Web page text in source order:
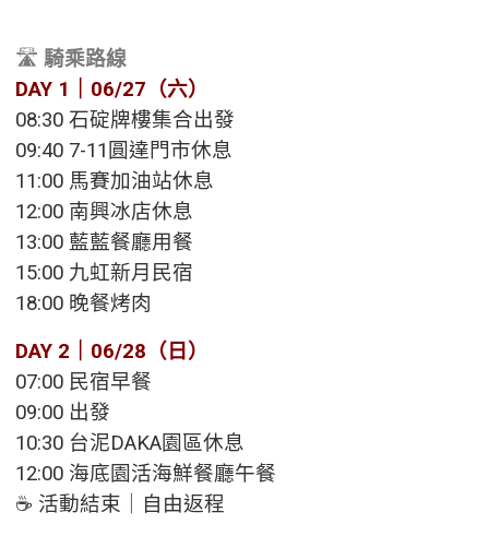
🛣️ 騎乘路線
DAY 1｜06/27（六）
08:30 石碇牌樓集合出發
09:40 7-11圓達門市休息
11:00 馬賽加油站休息
12:00 南興冰店休息
13:00 藍藍餐廳用餐
15:00 九虹新月民宿
18:00 晚餐烤肉
DAY 2｜06/28（日）
07:00 民宿早餐
09:00 出發
10:30 台泥DAKA園區休息
12:00 海底園活海鮮餐廳午餐
☕ 活動結束｜自由返程